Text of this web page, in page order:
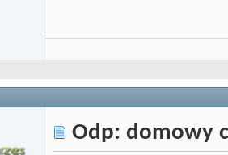
Odp: domowy